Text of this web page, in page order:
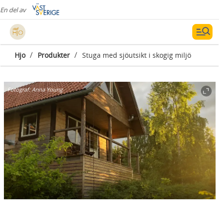
En del av
Hjo / Produkter / Stuga med sjöutsikt i skogig miljö
Fotograf:Anna Young